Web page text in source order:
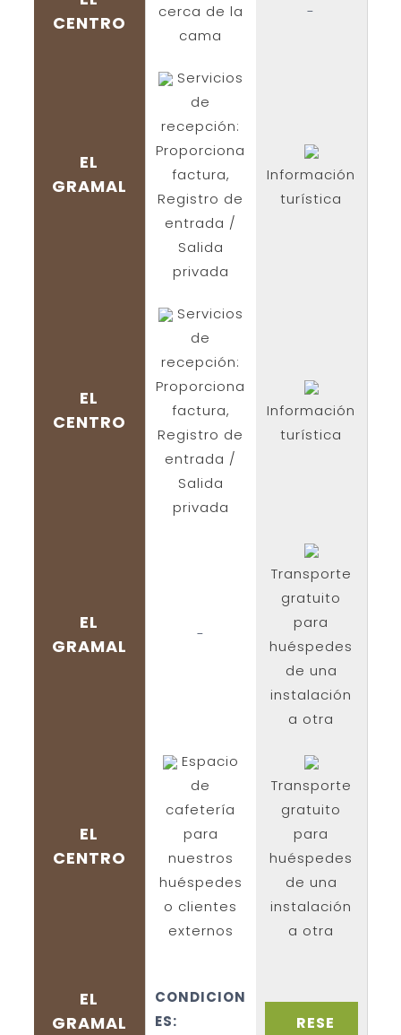
CENTRO
cerca de la
cama
-
EL
GRAMAL
Servicios
de
recepción:
Proporciona
factura,
Registro de
entrada /
Salida
privada
Información
turística
EL
CENTRO
Servicios
de
recepción:
Proporciona
factura,
Registro de
entrada /
Salida
privada
Información
turística
EL
GRAMAL
-
Transporte
gratuito
para
huéspedes
de una
instalación
a otra
EL
CENTRO
Espacio
de
cafetería
para
nuestros
huéspedes
o clientes
externos
Transporte
gratuito
para
huéspedes
de una
instalación
a otra
EL
GRAMAL
CONDICION
ES:
RESE